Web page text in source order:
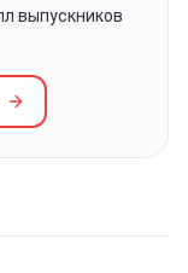
выпускников